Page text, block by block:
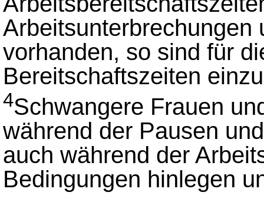
Arbeitsunterbrechungen
vorhanden, so sind für
Bereitschaftszeiten
4Schwangere Frauen
während der Pausen
auch während der
Bedingungen hinlegen